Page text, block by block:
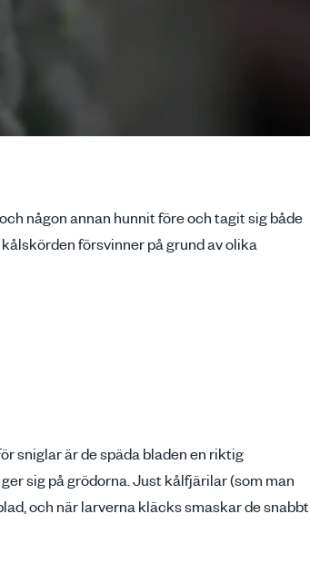
någon annan hunnit före och tagit sig både
försvinner på grund av olika
sniglar är de späda bladen en riktig
sig på grödorna. Just kålfjärilar (som man
och när larverna kläcks smaskar de snabbt